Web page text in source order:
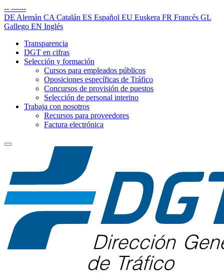
-- ------
DE Alemán CA Catalán ES Español EU Euskera FR Francés GL
Gallego EN Inglés
Transparencia
DGT en cifras
Selección y formación
Cursos para empleados públicos
Oposiciones específicas de Tráfico
Concursos de provisión de puestos
Selección de personal interino
Trabaja con nosotros
Recursos para proveedores
Factura electrónica